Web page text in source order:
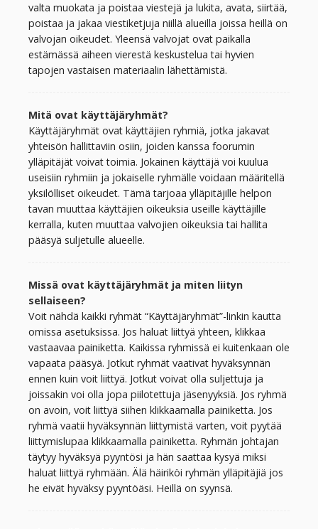
valta muokata ja poistaa viestejä ja lukita, avata, siirtää,
poistaa ja jakaa viestiketjuja niillä alueilla joissa heillä on
valvojan oikeudet. Yleensä valvojat ovat paikalla
estämässä aiheen vierestä keskustelua tai hyvien
tapojen vastaisen materiaalin lähettämistä.
Mitä ovat käyttäjäryhmät?
Käyttäjäryhmät ovat käyttäjien ryhmiä, jotka jakavat
yhteisön hallittaviin osiin, joiden kanssa foorumin
ylläpitäjät voivat toimia. Jokainen käyttäjä voi kuulua
useisiin ryhmiin ja jokaiselle ryhmälle voidaan määritellä
yksilölliset oikeudet. Tämä tarjoaa ylläpitäjille helpon
tavan muuttaa käyttäjien oikeuksia useille käyttäjille
kerralla, kuten muuttaa valvojien oikeuksia tai hallita
pääsyä suljetulle alueelle.
Missä ovat käyttäjäryhmät ja miten liityn
sellaiseen?
Voit nähdä kaikki ryhmät “Käyttäjäryhmät”-linkin kautta
omissa asetuksissa. Jos haluat liittyä yhteen, klikkaa
vastaavaa painiketta. Kaikissa ryhmissä ei kuitenkaan ole
vapaata pääsyä. Jotkut ryhmät vaativat hyväksynnän
ennen kuin voit liittyä. Jotkut voivat olla suljettuja ja
joissakin voi olla jopa piilotettuja jäsenyyksiä. Jos ryhmä
on avoin, voit liittyä siihen klikkaamalla painiketta. Jos
ryhmä vaatii hyväksynnän liittymistä varten, voit pyytää
liittymislupaa klikkaamalla painiketta. Ryhmän johtajan
täytyy hyväksyä pyyntösi ja hän saattaa kysyä miksi
haluat liittyä ryhmään. Älä häiriköi ryhmän ylläpitäjiä jos
he eivät hyväksy pyyntöäsi. Heillä on syynsä.